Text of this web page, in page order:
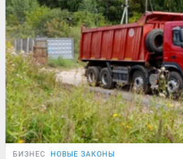
БИЗНЕС НОВЫЕ ЗАКОНЫ